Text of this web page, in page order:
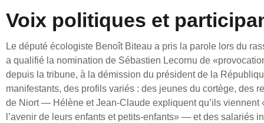
Voix politiques et
Le député écologiste Benoît Biteau a pris la parole lors du
a qualifié la nomination de Sébastien Lecornu de
depuis la tribune, à la démission du président de la
manifestants, des profils variés : des jeunes du cortège, des
de Niort — Hélène et Jean‑Claude expliquent qu’ils viennent
l’avenir de leurs enfants et petits‑enfants» — et des salariés